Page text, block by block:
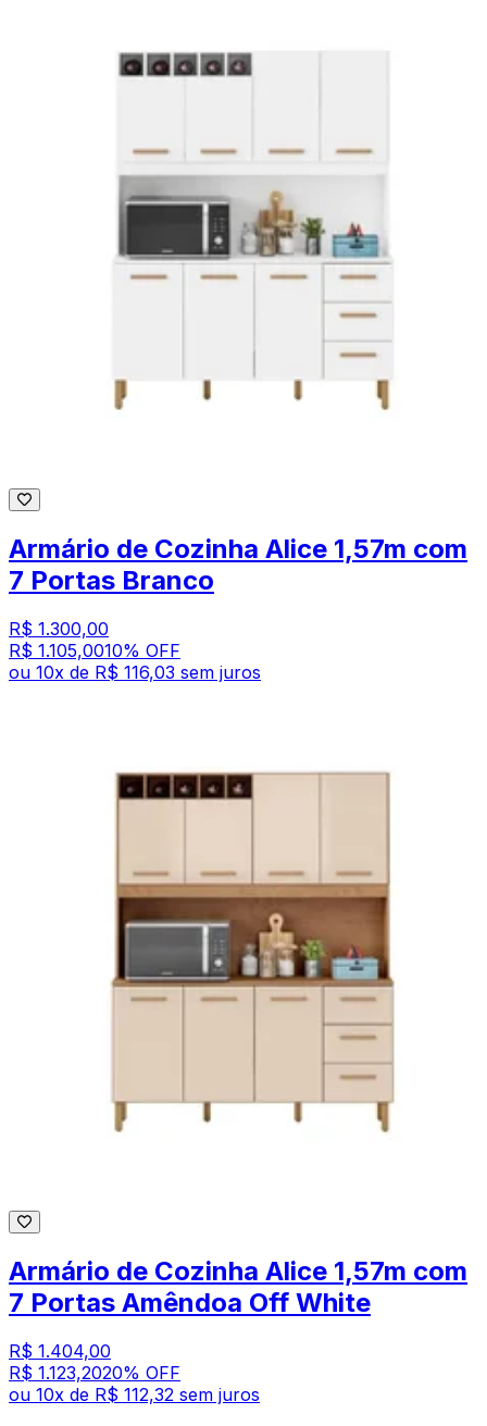
Armário de Cozinha Alice 1,57m com
7 Portas Branco
R$ 1.300,00
R$ 1.105,0010% OFF
ou 10x de R$ 116,03 sem juros
Armário de Cozinha Alice 1,57m com
7 Portas Amêndoa Off White
R$ 1.404,00
R$ 1.123,2020% OFF
ou 10x de R$ 112,32 sem juros